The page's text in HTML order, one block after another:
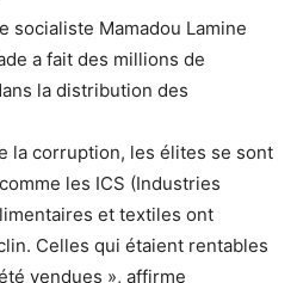
socialiste Mamadou Lamine
a fait des millions de
la distribution des
la corruption, les élites se sont
les ICS (Industries
et textiles ont
Celles qui étaient rentables
vendues », affirme